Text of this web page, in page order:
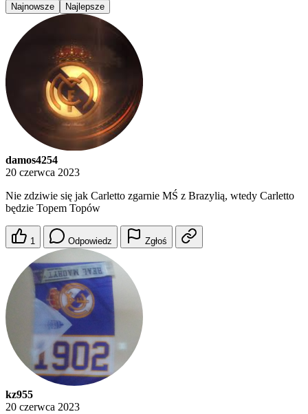
Najnowsze Najlepsze
damos4254
20 czerwca 2023
Nie zdziwie się jak Carletto zgarnie MŚ z Brazylią, wtedy Carletto
będzie Topem Topów
1 Odpowiedz Zgłoś
kz955
20 czerwca 2023